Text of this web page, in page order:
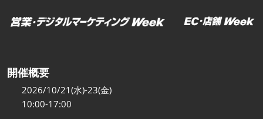
開催概要
2026/10/21(水)-23(金)
10:00-17:00